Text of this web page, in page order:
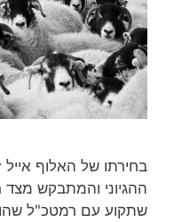
בחירתו של האלוף
ההגיוני והמתבקש
שתקוע עם רמטכ"ל